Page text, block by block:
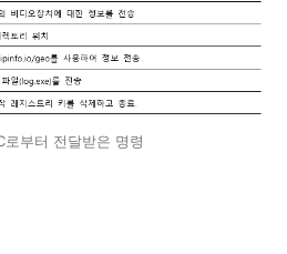
부터 전달받은 명령